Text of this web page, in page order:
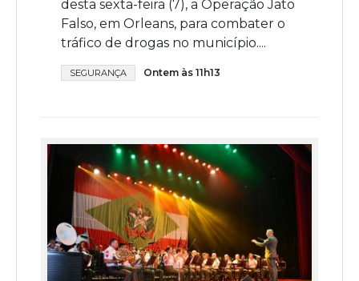
desta sexta-feira (7), a Operação Jato
Falso, em Orleans, para combater o
tráfico de drogas no município....
SEGURANÇA Ontem às 11h13